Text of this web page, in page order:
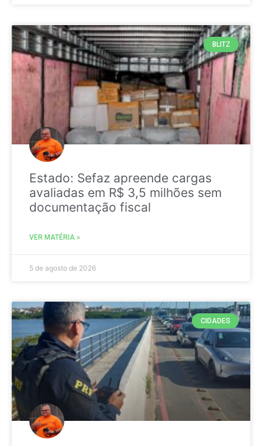
BLITZ
Estado: Sefaz apreende cargas
avaliadas em R$ 3,5 milhões sem
documentação fiscal
VER MATÉRIA »
5 de agosto de 2026
CIDADES